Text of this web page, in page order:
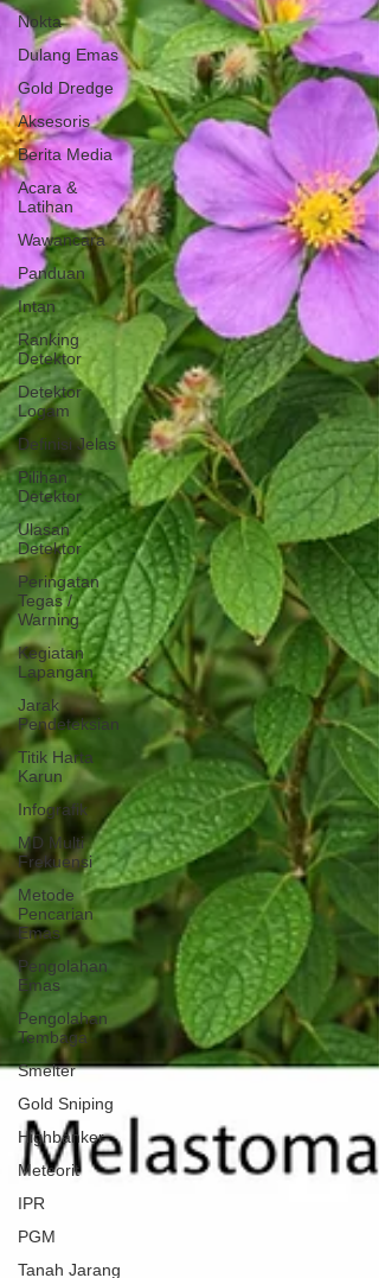
Nokta
Dulang Emas
Gold Dredge
Aksesoris
Berita Media
Acara &
Latihan
Wawancara
Panduan
Intan
Ranking
Detektor
Detektor
Logam
Definisi Jelas
Pilihan
Detektor
Ulasan
Detektor
Peringatan
Tegas /
Warning
Kegiatan
Lapangan
Jarak
Pendeteksian
Titik Harta
Karun
Infografik
MD Multi
Frekuensi
Metode
Pencarian
Emas
Pengolahan
Emas
Pengolahan
Tembaga
Smelter
Gold Sniping
Highbanker
Meteorit
IPR
PGM
Tanah Jarang